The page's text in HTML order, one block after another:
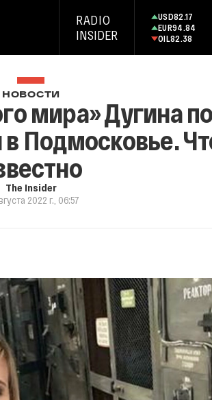
RADIO
INSIDER
USD82.17
EUR94.84
OIL82.38
НОВОСТИ
мира» Дугина
Подмосковье.
The Insider
2022 г., 06:57